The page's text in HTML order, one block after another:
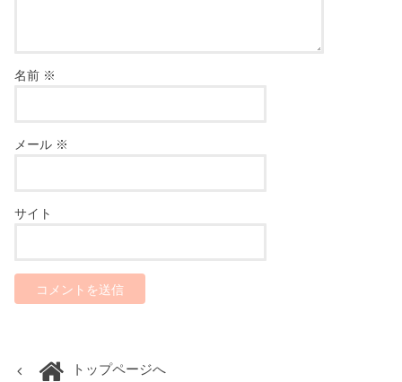
名前 ※
メール ※
サイト
トップページへ